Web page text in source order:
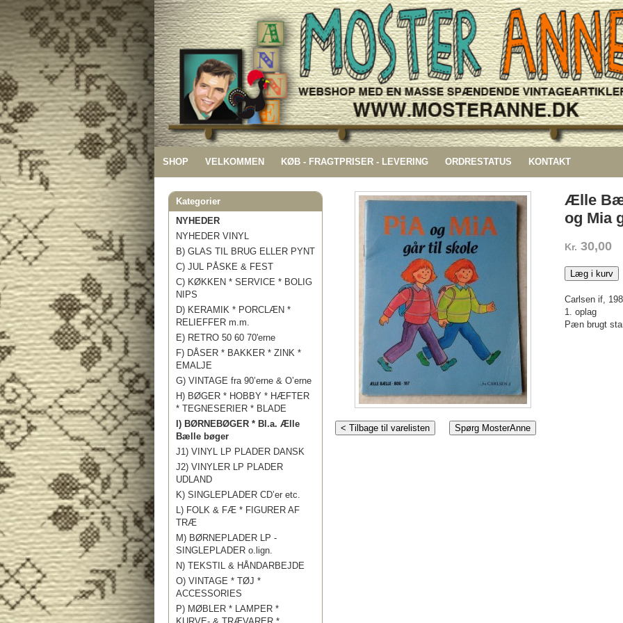
SHOP VELKOMMEN KØB - FRAGTPRISER - LEVERING ORDRESTATUS KONTAKT
Kategorier
NYHEDER
NYHEDER VINYL
B) GLAS TIL BRUG ELLER PYNT
C) JUL PÅSKE & FEST
C) KØKKEN * SERVICE * BOLIG
NIPS
D) KERAMIK * PORCLÆN *
RELIEFFER m.m.
E) RETRO 50 60 70'erne
F) DÅSER * BAKKER * ZINK *
EMALJE
G) VINTAGE fra 90’erne & O’erne
H) BØGER * HOBBY * HÆFTER
* TEGNESERIER * BLADE
I) BØRNEBØGER * Bl.a. Ælle
Bælle bøger
J1) VINYL LP PLADER DANSK
J2) VINYLER LP PLADER
UDLAND
K) SINGLEPLADER CD’er etc.
L) FOLK & FÆ * FIGURER AF
TRÆ
M) BØRNEPLADER LP -
SINGLEPLADER o.lign.
N) TEKSTIL & HÅNDARBEJDE
O) VINTAGE * TØJ *
ACCESSORIES
P) MØBLER * LAMPER *
Ælle
og Mia
Kr. 30,00
Læg i kurv
Carlsen if,
1. oplag
Pæn brugt
< Tilbage til varelisten Spørg MosterAnne